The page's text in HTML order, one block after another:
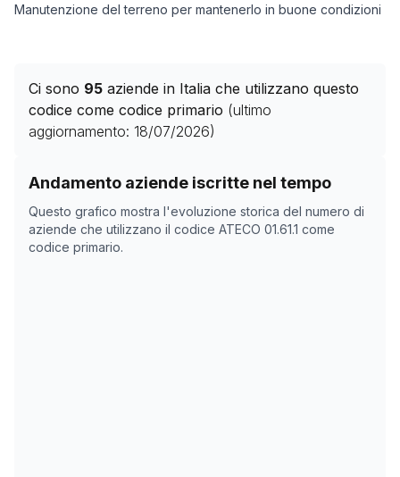
Manutenzione del terreno per mantenerlo in buone condizioni
Ci sono 95 aziende in Italia che utilizzano questo
codice come codice primario (ultimo
aggiornamento: 18/07/2026)
Andamento aziende iscritte nel tempo
Questo grafico mostra l'evoluzione storica del numero di
aziende che utilizzano il codice ATECO 01.61.1 come
codice primario.
Storico numero di aziende con codice ATECO
Data rilevazione
11/05/2025
0
26/06/2025